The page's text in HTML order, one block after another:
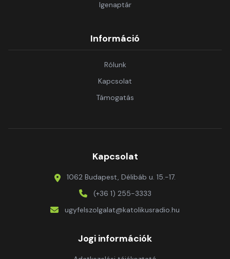
Igenaptár
Információ
Rólunk
Kapcsolat
Támogatás
Kapcsolat
1062 Budapest, Délibáb u. 15.-17.
(+36 1) 255-3333
ugyfelszolgalat@katolikusradio.hu
Jogi információk